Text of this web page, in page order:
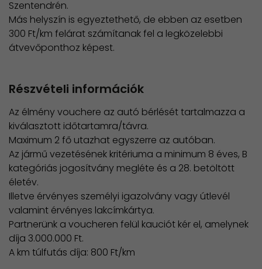
Szentendrén.
Más helyszín is egyeztethető, de ebben az esetben
300 Ft/km felárat számítanak fel a legközelebbi
átvevőponthoz képest.
Részvételi információk
Az élmény vouchere az autó bérlését tartalmazza a
kiválasztott időtartamra/távra.
Maximum 2 fő utazhat egyszerre az autóban.
Az jármű vezetésének kritériuma a minimum 8 éves, B
kategóriás jogosítvány megléte és a 28. betöltött
életév.
Illetve érvényes személyi igazolvány vagy útlevél
valamint érvényes lakcímkártya.
Partnerünk a voucheren felül kauciót kér el, amelynek
díja 3.000.000 Ft.
A km túlfutás díja: 800 Ft/km